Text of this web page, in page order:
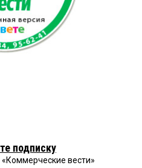
подписку
«Коммерческие вести»